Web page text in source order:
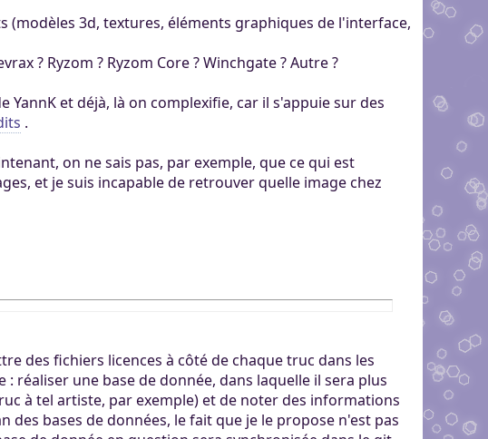
3d, textures, éléments graphiques de l'interface,
? Ryzom ? Ryzom Core ? Winchgate ? Autre ?
et déjà, là on complexifie, car il s'appuie sur des
.
on ne sais pas, par exemple, que ce qui est
et je suis incapable de retrouver quelle image chez
des fichiers licences à côté de chaque truc dans les
réaliser une base de donnée, dans laquelle il sera plus
à tel artiste, par exemple) et de noter des informations
des bases de données, le fait que je le propose n'est pas